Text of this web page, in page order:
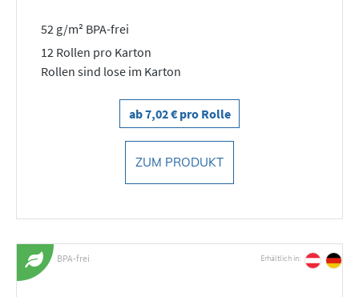
52 g/m² BPA-frei
12 Rollen pro Karton
Rollen sind lose im Karton
ab 7,02 € pro Rolle
ZUM PRODUKT
BPA-frei Erhältlich in: